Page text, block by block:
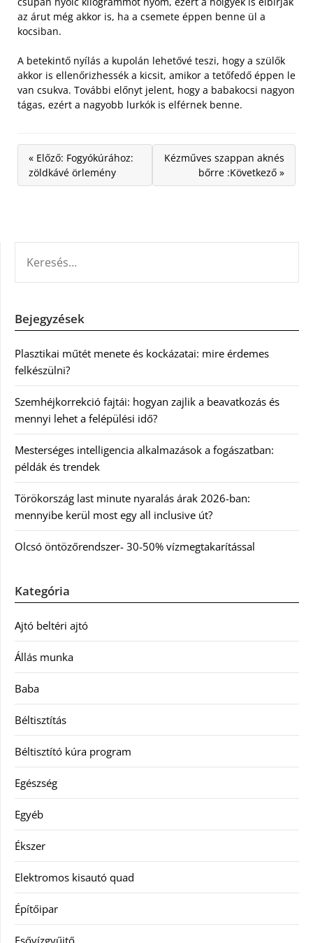
az árut még akkor is, ha a csemete éppen benne ül a
kocsiban.
A betekintő nyílás a kupolán lehetővé teszi, hogy a szülők
akkor is ellenőrizhessék a kicsit, amikor a tetőfedő éppen le
van csukva. További előnyt jelent, hogy a babakocsi nagyon
tágas, ezért a nagyobb lurkók is elférnek benne.
« Előző: Fogyókúrához:
zöldkávé örlemény
Kézműves szappan aknés
bőrre :Következő »
Bejegyzések
Plasztikai műtét menete és kockázatai: mire érdemes
felkészülni?
Szemhéjkorrekció fajtái: hogyan zajlik a beavatkozás és
mennyi lehet a felépülési idő?
Mesterséges intelligencia alkalmazások a fogászatban:
példák és trendek
Törökország last minute nyaralás árak 2026-ban:
mennyibe kerül most egy all inclusive út?
Olcsó öntözőrendszer- 30-50% vízmegtakarítással
Kategória
Ajtó beltéri ajtó
Állás munka
Baba
Béltisztítás
Béltisztító kúra program
Egészség
Egyéb
Ékszer
Elektromos kisautó quad
Építőipar
Esővízgyűjtő